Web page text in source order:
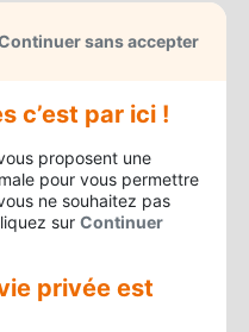
€/an
150 €/an
1 500 à 2 500 2 500 € et
50 à 100 €
0 à 50 €
25 à 45 € 45 à 70 €
formule confort
000 € par an. La
sans accepter
c’est par ici !
proposent une
pour vous permettre
ne souhaitez pas
sur Continuer
privée est